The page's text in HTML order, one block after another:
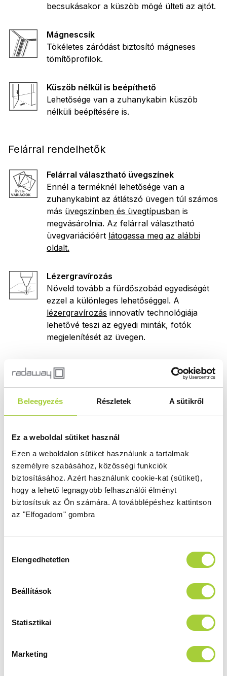
Beleegyezés Részletek A sütikről
Ez a weboldal sütiket használ
Ezen a weboldalon sütiket használunk a tartalmak
személyre szabásához, közösségi funkciók
biztosításához. Azért használunk cookie-kat (sütiket),
hogy a lehető legnagyobb felhasználói élményt
biztosítsuk az Ön számára. A továbblépéshez kattintson
az "Elfogadom" gombra
kiválasztása
Elengedhetetlen
Beállítások
Statisztikai
Marketing
becsukásakor a küszöb mögé ülteti az ajtót.
Mágnescsík
Tökéletes záródást biztosító mágneses
tömítőprofilok.
Küszöb nélkül is beépíthető
Lehetősége van a zuhanykabin küszöb
nélküli beépítésére is.
Felárral rendelhetők
Felárral választható üvegszínek
Ennél a terméknél lehetősége van a
zuhanykabint az átlátszó üvegen túl számos
más üvegszínben és üvegtípusban is
megvásárolnia. Az felárral választható
üvegvariációért látogassa meg az alábbi
oldalt.
Lézergravírozás
Növeld tovább a fürdőszobád egyediségét
ezzel a különleges lehetőséggel. A
lézergravírozás innovatív technológiája
lehetővé teszi az egyedi minták, fotók
megjelenítését az üvegen.
Print
Ezzel a szimbólummal jelölt termékek esetén
rendelhetőPrintnyomat a zuhanykabinra.
Egyedi méret
zuhanykabint, zuhanyfalat vagy
kádparavánt? Elkészítjük Önnek a kívánt
méretben! Kérjeegyedi méretre gyártás
szolgáltatásunkat.
Termékvariációk, árak
Az alábbi listában a termék elemeit vagy elérhető
összeállítások több elemből is állhatnak, ami azt
jelenti, hogy a rendelésnél több termékkód
megadására is szükség lehet. Ha a termék
kiválasztásában segítségre van szüksége,
kérjen